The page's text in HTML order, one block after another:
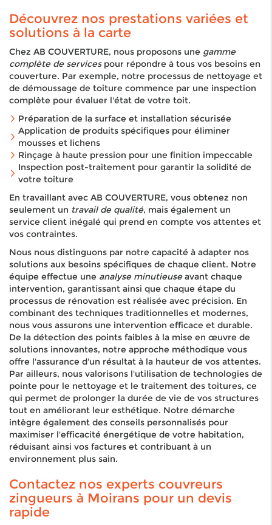
Découvrez nos prestations variées et
solutions à la carte
Chez AB COUVERTURE, nous proposons une gamme
complète de servicespour répondre à tous vos besoins en
couverture. Par exemple, notre processus de nettoyage et
de démoussage de toiture commence par une inspection
complète pour évaluer l'état de votre toit.
Préparation de la surface et installation sécurisée
Application de produits spécifiques pour éliminer
mousses et lichens
Rinçage à haute pression pour une finition impeccable
Inspection post-traitement pour garantir la solidité de
votre toiture
En travaillant avec AB COUVERTURE, vous obtenez non
seulement un travail de qualité, mais également un
service client inégalé qui prend en compte vos attentes et
vos contraintes.
Nous nous distinguons par notre capacité à adapter nos
solutions aux besoins spécifiques de chaque client. Notre
équipe effectue une analyse minutieuseavant chaque
intervention, garantissant ainsi que chaque étape du
processus de rénovation est réalisée avec précision. En
combinant des techniques traditionnelles et modernes,
nous vous assurons une intervention efficace et durable.
De la détection des points faibles à la mise en œuvre de
solutions innovantes, notre approche méthodique vous
offre l'assurance d'un résultat à la hauteur de vos attentes.
Par ailleurs, nous valorisons l'utilisation de technologies de
pointe pour le nettoyage et le traitement des toitures, ce
qui permet de prolonger la durée de vie de vos structures
tout en améliorant leur esthétique. Notre démarche
intègre également des conseils personnalisés pour
maximiser l'efficacité énergétique de votre habitation,
réduisant ainsi vos factures et contribuant à un
environnement plus sain.
Contactez nos experts couvreurs
zingueurs à Moirans pour un devis
rapide